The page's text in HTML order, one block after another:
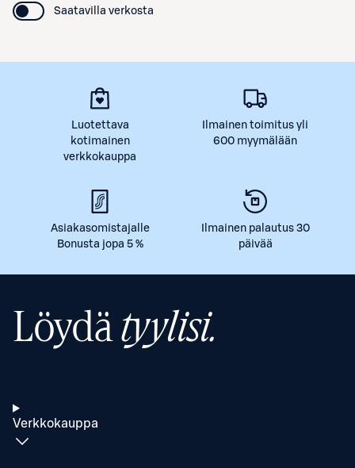
Saatavilla verkosta
Luotettava
kotimainen
verkkokauppa
Ilmainen toimitus yli
600 myymälään
Asiakasomistajalle
Bonusta jopa 5 %
Ilmainen palautus 30
päivää
Löydätyylisi.
Verkkokauppa